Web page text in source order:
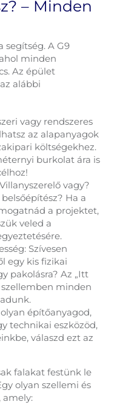
– Minden
segítség. A G9
minden
Az épület
alábbi
vagy rendszeres
az alapanyagok
költségekhez.
burkolat ára is
vagy?
Ha a
a projektet,
veled a
Szívesen
egy kis fizikai
pakolásra? Az „Itt
minden
építőanyagod,
technikai eszközöd,
válaszd ezt az
falakat festünk le
olyan szellemi és
amely: